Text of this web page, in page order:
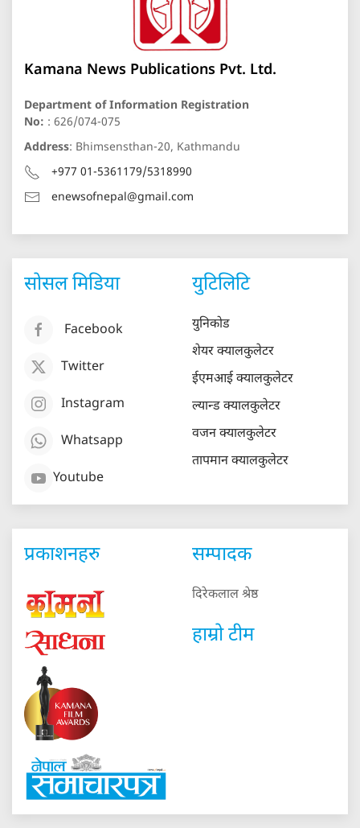
Kamana News Publications Pvt. Ltd.
Department of Information Registration
No: : 626/074-075
Address: Bhimsensthan-20, Kathmandu
+977 01-5361179/5318990
enewsofnepal@gmail.com
सोसल मिडिया
Facebook
Twitter
Instagram
Whatsapp
Youtube
युटिलिटि
युनिकोड
शेयर क्यालकुलेटर
ईएमआई क्यालकुलेटर
ल्यान्ड क्यालकुलेटर
वजन क्यालकुलेटर
तापमान क्यालकुलेटर
प्रकाशनहरु सम्पादक
दिरेकलाल श्रेष्ठ
हाम्रो टीम